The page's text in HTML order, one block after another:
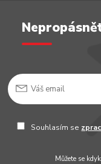
Souhlasím se
Můžete se